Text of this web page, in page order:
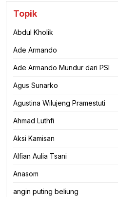
Topik
Abdul Kholik
Ade Armando
Ade Armando Mundur dari PSI
Agus Sunarko
Agustina Wilujeng Pramestuti
Ahmad Luthfi
Aksi Kamisan
Alfian Aulia Tsani
Anasom
angin puting beliung